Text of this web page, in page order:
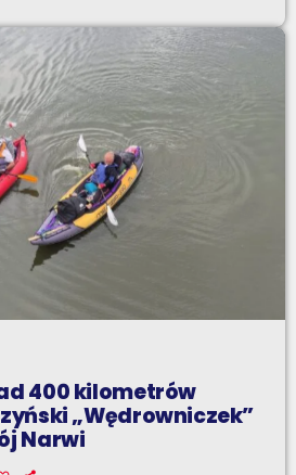
400 kilometrów
„Wędrowniczek”
Narwi